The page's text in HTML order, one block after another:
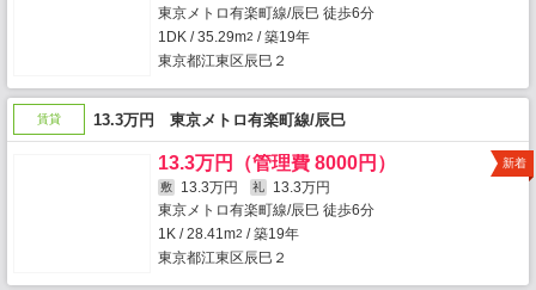
東京メトロ有楽町線/辰巳 徒歩6分
1DK / 35.29m2 / 築19年
東京都江東区辰巳２
賃貸 13.3万円 東京メトロ有楽町線/辰巳
13.3万円（管理費 8000円）
敷 13.3万円 礼
13.3万円
東京メトロ有楽町線/辰巳 徒歩6分
1K / 28.41m2 / 築19年
東京都江東区辰巳２
新着